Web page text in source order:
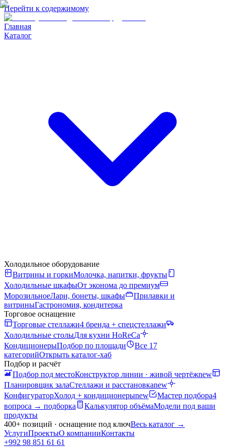
Перейти к содержимому
Главная
Каталог
Холодильное оборудование
Витрины и горкиМолочка, напитки, фрукты
Холодильные шкафыОт эконома до премиум
МорозильноеЛари, бонеты, шкафы
Прилавки и
витриныГастрономия, кондитерка
Торговое оснащение
Торговые стеллажи4 бренда + спецстеллажи
Холодильные столыДля кухни HoReCa
КондиционерыПодбор по площади
Все 17
категорийОткрыть каталог-хаб
Подбор и расчёт
Подбор под местоКонструктор линии · живой чертёжnew
Планировщик залаСтеллажи и расстановкаnew
КонфигураторХолод + кондиционерыnew Мастер подбора4
вопроса → подборка
Калькулятор объёмаМодели под ваши
продукты
400+ позиций · оснащение под ключВесь каталог →
УслугиПроектыО компанииКонтакты
+992 98 851 61 61